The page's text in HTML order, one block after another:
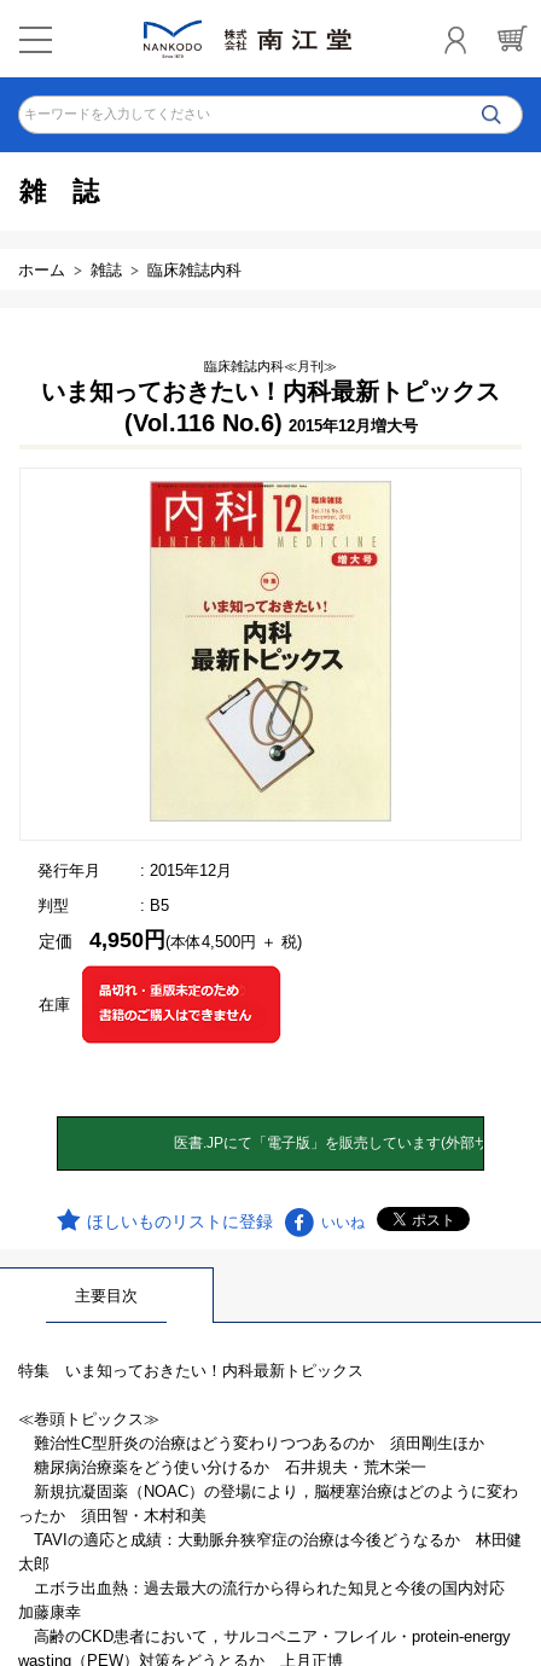
キーワードを入力してください
雑誌
ホーム 雑誌 臨床雑誌内科
臨床雑誌内科≪月刊≫
いま知っておきたい！内科最新トピックス
(Vol.116 No.6) 2015年12月増大号
発行年月
: 2015年12月
判型
: B5
在庫
定価4,950円(本体4,500円 ＋ 税)
ほしいものリストに登録 いいね
主要目次
特集 いま知っておきたい！内科最新トピックス
≪巻頭トピックス≫
難治性C型肝炎の治療はどう変わりつつあるのか 須田剛生ほか
糖尿病治療薬をどう使い分けるか 石井規夫・荒木栄一
新規抗凝固薬（NOAC）の登場により，脳梗塞治療はどのように変わ
ったか 須田智・木村和美
TAVIの適応と成績：大動脈弁狭窄症の治療は今後どうなるか 林田健
太郎
エボラ出血熱：過去最大の流行から得られた知見と今後の国内対応
加藤康幸
高齢のCKD患者において，サルコペニア・フレイル・protein-energy
wasting（PEW）対策をどうとるか 上月正博